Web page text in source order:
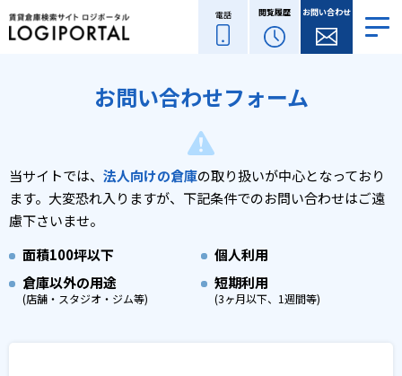
電話 閲覧履歴 お問い合わせ
お問い合わせフォーム
当サイトでは、 法人向けの倉庫の取り扱いが中心となっており
ます。 大変恐れ入りますが、下記条件でのお問い合わせはご遠
慮下さいませ。
面積100坪以下
個人利用
倉庫以外の用途
(店舗・スタジオ・ジム等)
短期利用
(3ヶ月以下、1週間等)